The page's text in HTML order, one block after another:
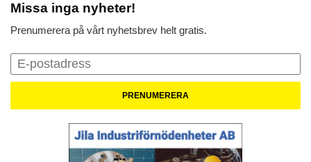
Missa inga nyheter!
Prenumerera på vårt nyhetsbrev helt gratis.